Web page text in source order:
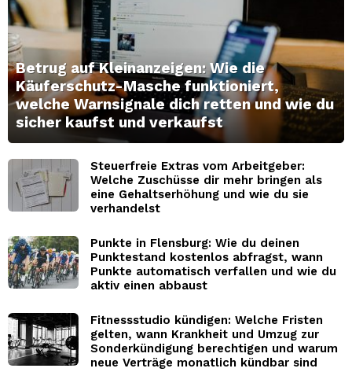
Betrug auf Kleinanzeigen: Wie die
Käuferschutz-Masche funktioniert,
welche Warnsignale dich retten und wie du
sicher kaufst und verkaufst
Steuerfreie Extras vom Arbeitgeber:
Welche Zuschüsse dir mehr bringen als
eine Gehaltserhöhung und wie du sie
verhandelst
Punkte in Flensburg: Wie du deinen
Punktestand kostenlos abfragst, wann
Punkte automatisch verfallen und wie du
aktiv einen abbaust
Fitnessstudio kündigen: Welche Fristen
gelten, wann Krankheit und Umzug zur
Sonderkündigung berechtigen und warum
neue Verträge monatlich kündbar sind